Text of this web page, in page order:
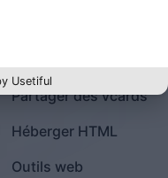
Partager des vcards
Héberger HTML
web
Usetiful